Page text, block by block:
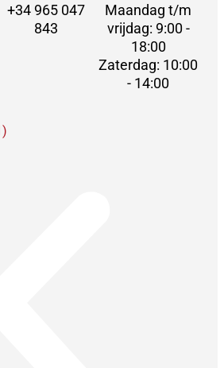
+34 965 047
843
Maandag t/m
vrijdag: 9:00 -
18:00
Zaterdag: 10:00
- 14:00